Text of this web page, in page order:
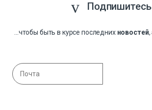
...чтобы быть в курсе последних новостей,